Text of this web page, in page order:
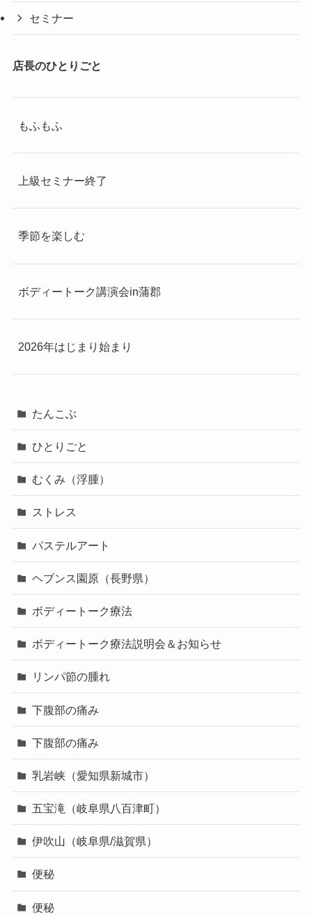
セミナー
店長のひとりごと
もふもふ
上級セミナー終了
季節を楽しむ
ボディートーク講演会in蒲郡
2026年はじまり始まり
たんこぶ
ひとりごと
むくみ（浮腫）
ストレス
パステルアート
ヘブンス園原（長野県）
ボディートーク療法
ボディートーク療法説明会＆お知らせ
リンパ節の腫れ
下腹部の痛み
下腹部の痛み
乳岩峡（愛知県新城市）
五宝滝（岐阜県八百津町）
伊吹山（岐阜県/滋賀県）
便秘
便秘